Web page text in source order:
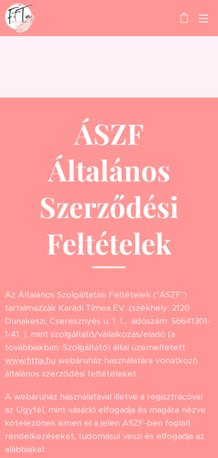
ÁSZF
Általános
Szerződési
Feltételek
Az Általános Szolgáltatási Feltételek ("ÁSZF")
tartalmazzák Karádi Tímea EV. (székhely: 2120
Dunakeszi, Cseresznyés u. 1. 1., adószám: 56641301-
1-41. ), mint szolgáltató/vállalkozás/eladó (a
továbbiakban: Szolgáltató) által üzemeltetett
www.fittia.hu webáruház használatára vonatkozó
általános szerződési feltételeket.
A webáruház használatával illetve a regisztrácóval
az Ügyfél, mint vásárló elfogadja és magára nézve
kötelezőnek ismeri el a jelen ÁSZF-ben foglalt
rendelkezéseket, tudomásul veszi és elfogadja az
alábbiakat: